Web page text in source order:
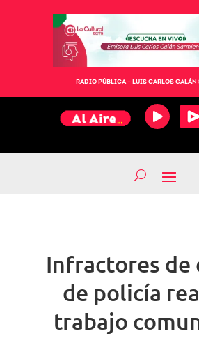
RADIO PÚBLICA – LUIS CARLOS GALÁN
Infractores de
de policía
trabajo